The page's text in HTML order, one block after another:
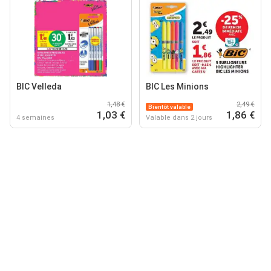
BIC Velleda
4 semaines
1,48 €
1,03 €
BIC Les Minions
Bientôt valable
Valable dans 2 jours
2,49 €
1,86 €